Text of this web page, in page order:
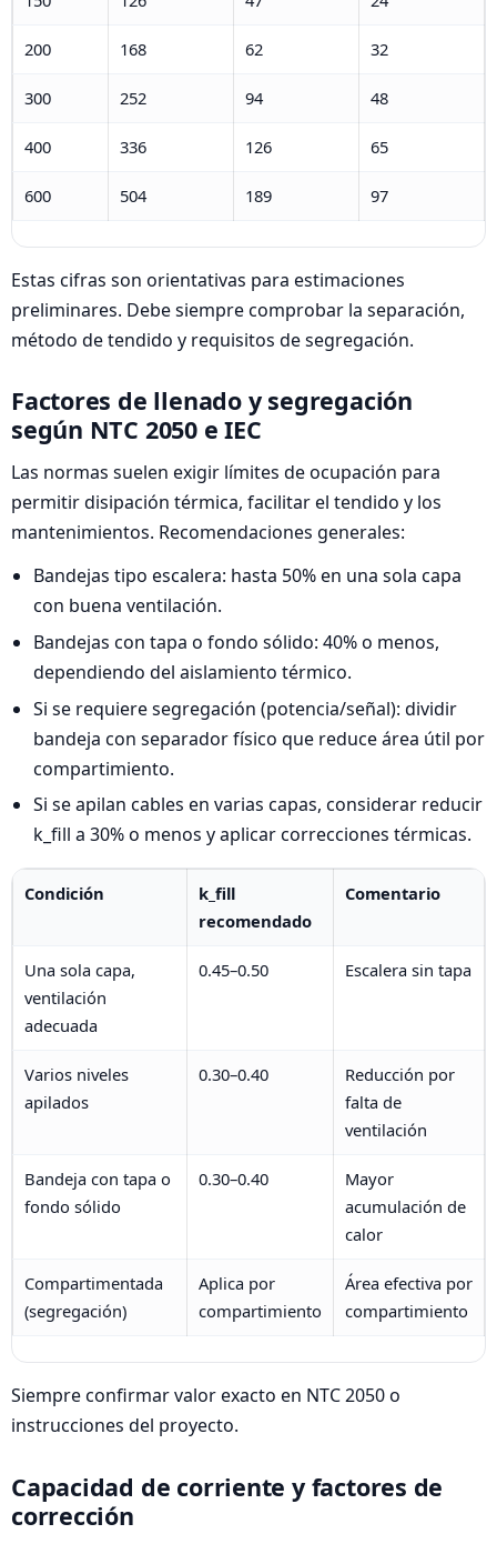
200 168 62 32
300 252 94 48
400 336 126 65
600 504 189 97
Estas cifras son orientativas para estimaciones
preliminares. Debe siempre comprobar la separación,
método de tendido y requisitos de segregación.
Factores de llenado y segregación
según NTC 2050 e IEC
Las normas suelen exigir límites de ocupación para
permitir disipación térmica, facilitar el tendido y los
mantenimientos. Recomendaciones generales:
Bandejas tipo escalera: hasta 50% en una sola capa
con buena ventilación.
Bandejas con tapa o fondo sólido: 40% o menos,
dependiendo del aislamiento térmico.
Si se requiere segregación (potencia/señal): dividir
bandeja con separador físico que reduce área útil por
compartimiento.
Si se apilan cables en varias capas, considerar reducir
k_fill a 30% o menos y aplicar correcciones térmicas.
Condición
k_fill
recomendado
Comentario
Una sola capa,
ventilación
adecuada
0.45–0.50 Escalera sin tapa
Varios niveles
apilados
0.30–0.40
Reducción por
falta de
ventilación
Bandeja con tapa o
fondo sólido
0.30–0.40
Mayor
acumulación de
calor
Compartimentada
(segregación)
Aplica por
compartimiento
Área efectiva por
compartimiento
Siempre confirmar valor exacto en NTC 2050 o
instrucciones del proyecto.
Capacidad de corriente y factores de
corrección